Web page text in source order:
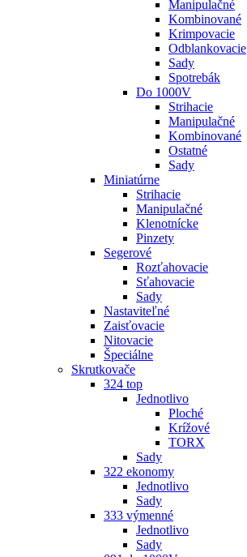
Manipulačné
Kombinované
Krimpovacie
Odblankovacie
Sady
Spotrebák
Do 1000V
Strihacie
Manipulačné
Kombinované
Ostatné
Sady
Miniatúrne
Strihacie
Manipulačné
Klenotnícke
Pinzety
Segerové
Rozťahovacie
Sťahovacie
Sady
Nastaviteľné
Zaisťovacie
Nitovacie
Špeciálne
Skrutkovače
324 top
Jednotlivo
Ploché
Krížové
TORX
Sady
322 ekonomy
Jednotlivo
Sady
333 výmenné
Jednotlivo
Sady